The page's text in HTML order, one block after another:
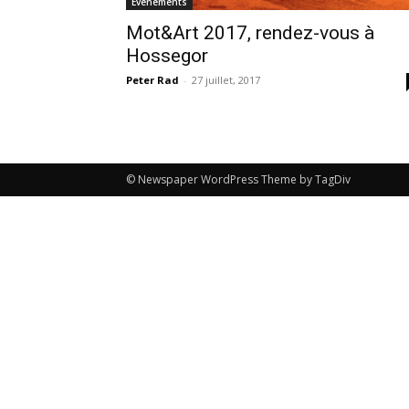
Mot&Art 2017, rendez-vous à
Hossegor
Peter Rad - 27 juillet, 2017
© Newspaper WordPress Theme by TagDiv